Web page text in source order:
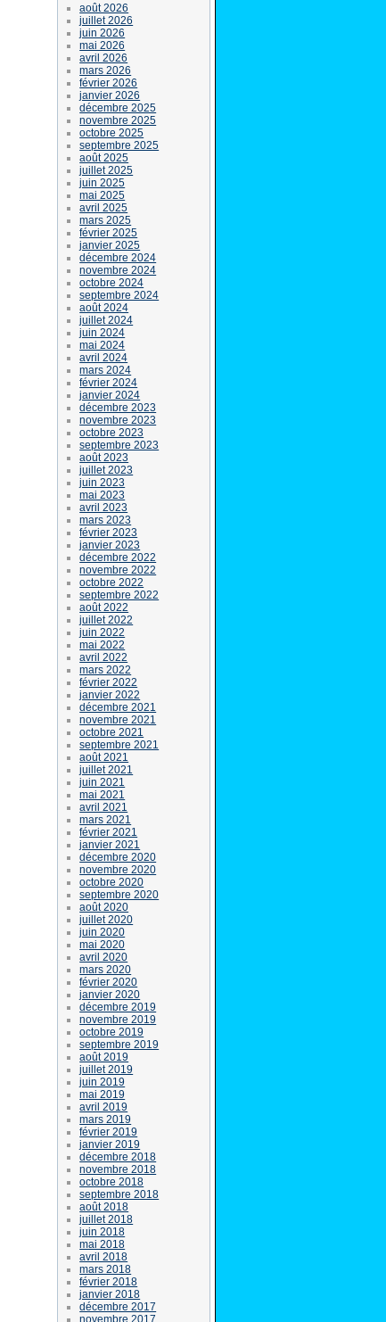
août 2026
juillet 2026
juin 2026
mai 2026
avril 2026
mars 2026
février 2026
janvier 2026
décembre 2025
novembre 2025
octobre 2025
septembre 2025
août 2025
juillet 2025
juin 2025
mai 2025
avril 2025
mars 2025
février 2025
janvier 2025
décembre 2024
novembre 2024
octobre 2024
septembre 2024
août 2024
juillet 2024
juin 2024
mai 2024
avril 2024
mars 2024
février 2024
janvier 2024
décembre 2023
novembre 2023
octobre 2023
septembre 2023
août 2023
juillet 2023
juin 2023
mai 2023
avril 2023
mars 2023
février 2023
janvier 2023
décembre 2022
novembre 2022
octobre 2022
septembre 2022
août 2022
juillet 2022
juin 2022
mai 2022
avril 2022
mars 2022
février 2022
janvier 2022
décembre 2021
novembre 2021
octobre 2021
septembre 2021
août 2021
juillet 2021
juin 2021
mai 2021
avril 2021
mars 2021
février 2021
janvier 2021
décembre 2020
novembre 2020
octobre 2020
septembre 2020
août 2020
juillet 2020
juin 2020
mai 2020
avril 2020
mars 2020
février 2020
janvier 2020
décembre 2019
novembre 2019
octobre 2019
septembre 2019
août 2019
juillet 2019
juin 2019
mai 2019
avril 2019
mars 2019
février 2019
janvier 2019
décembre 2018
novembre 2018
octobre 2018
septembre 2018
août 2018
juillet 2018
juin 2018
mai 2018
avril 2018
mars 2018
février 2018
janvier 2018
décembre 2017
novembre 2017